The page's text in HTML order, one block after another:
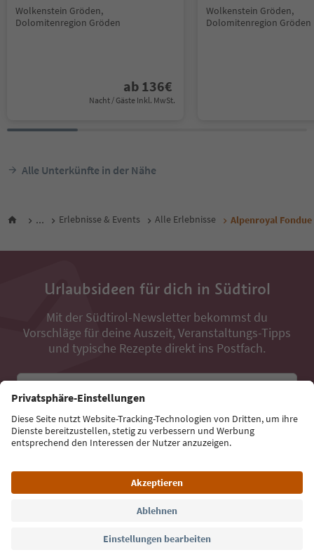
Wolkenstein Gröden,
Dolomitenregion Gröden
ab 136€
Nacht / Gäste Inkl. MwSt.
Wolkenstein Gröden,
Dolomitenregion Gröden
Alle Unterkünfte in der Nähe
... Erlebnisse & Events Alle Erlebnisse Alpenroyal Fondue
Urlaubsideen für dich in Südtirol
Mit der Südtirol-Newsletter bekommst du
Vorschläge für deine Auszeit, Veranstaltungs-Tipps
und typische Rezepte direkt ins Postfach.
Jetzt anmelden